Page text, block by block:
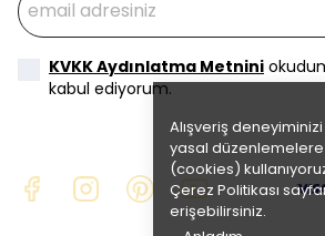
Alışveriş
yasal
(cookies)
Çerez Politikası
erişebilirsiniz.
KVKK Aydınlatma Metnini
kabul ediyorum.